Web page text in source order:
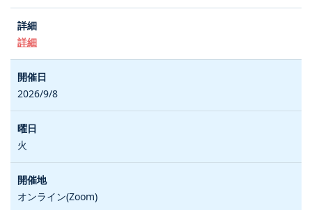
詳細
2026/9/8
火
オンライン(Zoom)